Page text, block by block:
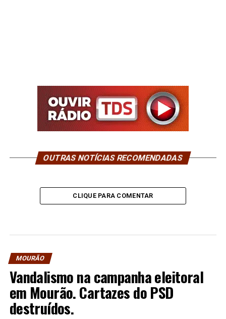
OUTRAS NOTÍCIAS RECOMENDADAS
CLIQUE PARA COMENTAR
MOURÃO
Vandalismo na campanha eleitoral
em Mourão. Cartazes do PSD
destruídos.